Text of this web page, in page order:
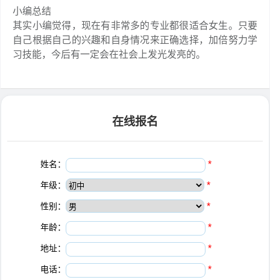
小编总结
其实小编觉得，现在有非常多的专业都很适合女生。只要
自己根据自己的兴趣和自身情况来正确选择，加倍努力学
习技能，今后有一定会在社会上发光发亮的。
在线报名
姓名： *
年级： *
性别： *
年龄： *
地址： *
电话： *